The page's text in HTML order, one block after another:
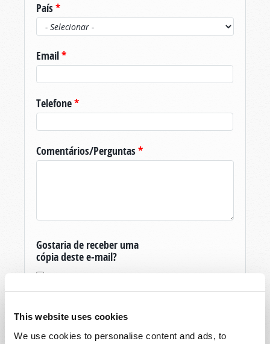
This website uses cookies
We use cookies to personalise content and ads, to
País*
Email*
Telefone*
Comentários/Perguntas*
Gostaria de receber uma
cópia deste e-mail?